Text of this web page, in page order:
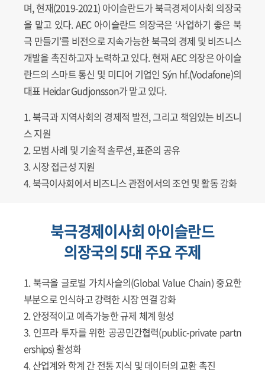
며, 현재(2019-2021) 아이슬란드가 북극경제이사회 의장국
을 맡고 있다. AEC 아이슬란드 의장국은 ‘사업하기 좋은 북
극 만들기’를 비전으로 지속가능한 북극의 경제 및 비즈니스
개발을 촉진하고자 노력하고 있다. 현재 AEC 의장은 아이슬
란드의 스마트 통신 및 미디어 기업인 Sýn hf.(Vodafone)의
대표 Heidar Gudjonsson가 맡고 있다.
북극과 지역사회의 경제적 발전, 그리고 책임있는 비즈니
스 지원
모범 사례 및 기술적 솔루션, 표준의 공유
시장 접근성 지원
북극이사회에서 비즈니스 관점에서의 조언 및 활동 강화
북극경제이사회 아이슬란드
의장국의 5대 주요 주제
북극을 글로벌 가치사슬의(Global Value Chain) 중요한
부분으로 인식하고 강력한 시장 연결 강화
안정적이고 예측가능한 규제 체계 형성
인프라 투자를 위한 공공민간협력(public-private partn
erships) 활성화
산업계와 학계 간 전통 지식 및 데이터의 교환 촉진